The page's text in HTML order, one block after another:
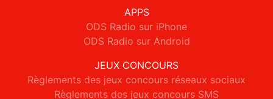
APPS
ODS Radio sur iPhone
ODS Radio sur Android
JEUX CONCOURS
Règlements des jeux concours réseaux sociaux
Règlements des jeux concours SMS